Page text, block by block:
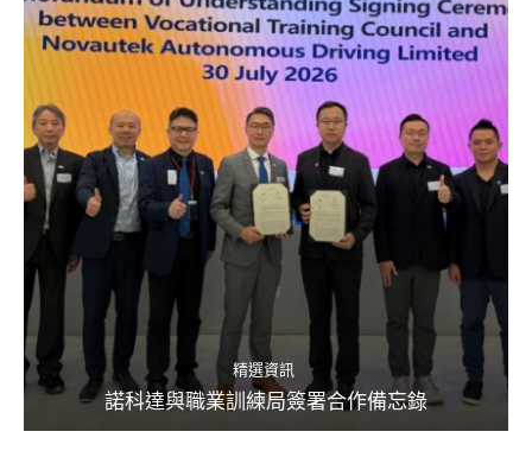
精選資訊
諾科達與職業訓練局簽署合作備忘錄